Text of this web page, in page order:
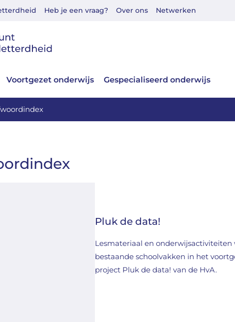
Heb je een vraag? Over ons Netwerken
Voortgezet onderwijs Gespecialiseerd onderwijs
Pluk de data!
Lesmateriaal en
bestaande schoolvakken in het
project Pluk de data! van de HvA.